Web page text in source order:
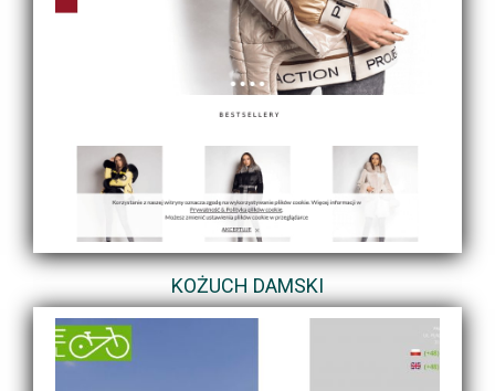
KOŻUCH DAMSKI